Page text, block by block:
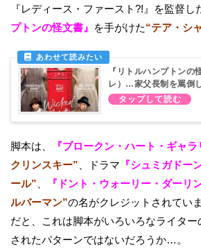
『レディース・ファースト?!』を監督し
プトンの怪文書』 を手がけた“テア・シ
『リトルハンプトンの
レ）…家父長制を罵倒
脚本は、 『ブロークン・ハート・ギャラ
クリンスキー” 、ドラマ 『シュミガドー
ール”
『ドント・ウォーリー・ダーリン
ルバーマン”の名がクレジットされてい
だと、これは脚本がいろいろなライター
されたパターンではないだろうか…。